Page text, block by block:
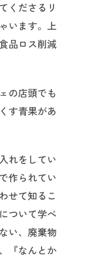
くださるリ
います。上
品ロス削減
の店頭でも
す青果があ
れをしてい
作られてい
せて知るこ
ついて学べ
い、廃棄物
『なんとか